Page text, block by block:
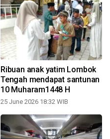
Ribuan anak yatim Lombok
Tengah mendapat santunan
10 Muharam1448 H
25 June 2026 18:32 WIB